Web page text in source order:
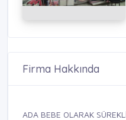
Firma Hakkında
ADA BEBE OLARAK